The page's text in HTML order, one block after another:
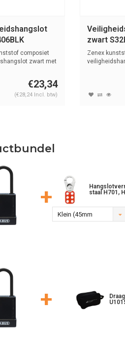
composiet
zwart met
€23,34
(€28,24 Incl. btw)
zwart
Zenex
+
staal H701,
Klein (45mm
+